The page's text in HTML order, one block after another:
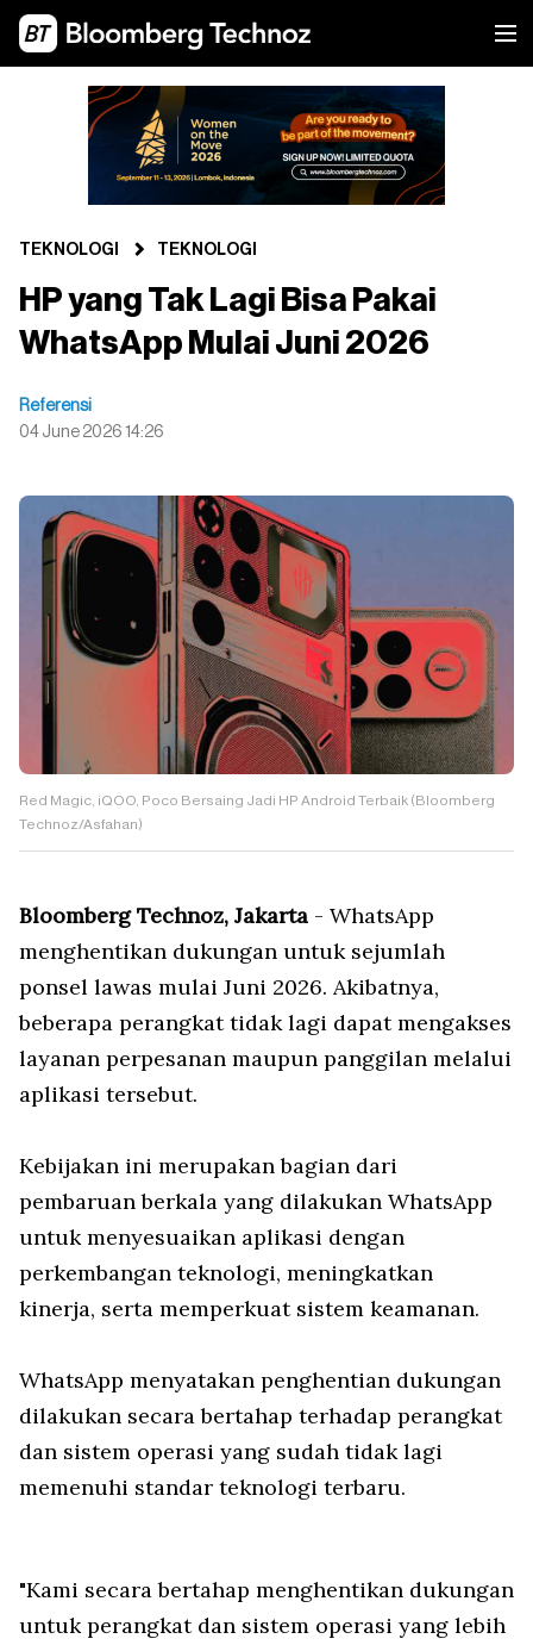
TEKNOLOGI TEKNOLOGI
HP yang Tak Lagi Bisa Pakai
WhatsApp Mulai Juni 2026
Referensi
04 June 2026 14:26
Red Magic, iQOO, Poco Bersaing Jadi HP Android Terbaik (Bloomberg
Technoz/Asfahan)
Bloomberg Technoz, Jakarta - WhatsApp
menghentikan dukungan untuk sejumlah
ponsel lawas mulai Juni 2026. Akibatnya,
beberapa perangkat tidak lagi dapat mengakses
layanan perpesanan maupun panggilan melalui
aplikasi tersebut.
Kebijakan ini merupakan bagian dari
pembaruan berkala yang dilakukan WhatsApp
untuk menyesuaikan aplikasi dengan
perkembangan teknologi, meningkatkan
kinerja, serta memperkuat sistem keamanan.
WhatsApp menyatakan penghentian dukungan
dilakukan secara bertahap terhadap perangkat
dan sistem operasi yang sudah tidak lagi
memenuhi standar teknologi terbaru.
"Kami secara bertahap menghentikan dukungan
untuk perangkat dan sistem operasi yang lebih